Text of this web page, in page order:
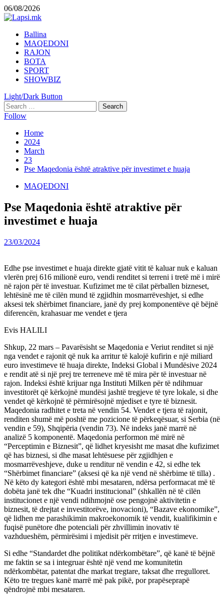
Skip
to
06/08/2026
Primary
Menu
Ballina
MAQEDONI
RAJON
BOTA
SPORT
SHOWBIZ
Light/Dark Button
Search
for:
Follow
Home
2024
March
23
Pse Maqedonia është atraktive për investimet e huaja
MAQEDONI
Pse Maqedonia është atraktive për
investimet e huaja
23/03/2024
Edhe pse investimet e huaja direkte gjatë vitit të kaluar nuk e kaluan
vlerën prej 616 milionë euro, vendi renditet si terreni i tretë më i mirë
në rajon për të investuar. Kufizimet me të cilat përballen bizneset,
lehtësinë me të cilën mund të zgjidhin mosmarrëveshjet, si edhe
aksesi tek shërbimet financiare, janë dy prej komponentëve që bëjnë
diferencën, krahasuar me vendet e tjera
Evis HALILI
Shkup, 22 mars – Pavarësisht se Maqedonia e Veriut renditet si një
nga vendet e rajonit që nuk ka arritur të kalojë kufirin e një miliard
euro investimeve të huaja direkte, Indeksi Global i Mundësive 2024
e rendit atë si një prej tre terreneve më të mira për të investuar në
rajon. Indeksi është krijuar nga Instituti Milken për të ndihmuar
investitorët që kërkojnë mundësi jashtë tregjeve të tyre lokale, si dhe
vendet që kërkojnë të përmirësojnë mjediset e tyre të biznesit.
Maqedonia radhitet e treta në vendin 54. Vendet e tjera të rajonit,
renditen shumë më poshtë me pozicione të përkeqësuar, si Serbia (në
vendin e 59), Shqipëria (vendin 73). Në indeks janë marrë në
analizë 5 komponentë. Maqedonia performon më mirë në
“Perceptimin e Biznesit”, që lidhet kryesisht me masat dhe kufizimet
që has biznesi, si dhe masat lehtësuese për zgjidhjen e
mosmarrëveshjeve, duke u renditur në vendin e 42, si edhe tek
“Shërbimet financiare” (aksesi që ka një vend në shërbime të tilla) .
Në këto dy kategori është mbi mesataren, ndërsa performacat më të
dobëta janë tek dhe “Kuadri institucional” (shkallën në të cilën
institucionet e një vendi ndihmojnë ose pengojnë aktivitetin e
biznesit, të drejtat e investitorëve, inovacioni), “Bazave ekonomike”,
që lidhen me parashikimin makroekonomik të vendit, kualifikimin e
fuqisë punëtore dhe potenciali për zhvillimin inovativ të
vazhdueshëm, përmirësimi i mjedisit për rritjen e investimeve.
Si edhe “Standardet dhe politikat ndërkombëtare”, që kanë të bëjnë
me faktin se sa i integruar është një vend me komunitetin
ndërkombëtar, patentat dhe markat tregtare, taksat dhe rregulloret.
Këto tre tregues kanë marrë më pak pikë, por prapëseprapë
qëndrojnë mbi mesataren.